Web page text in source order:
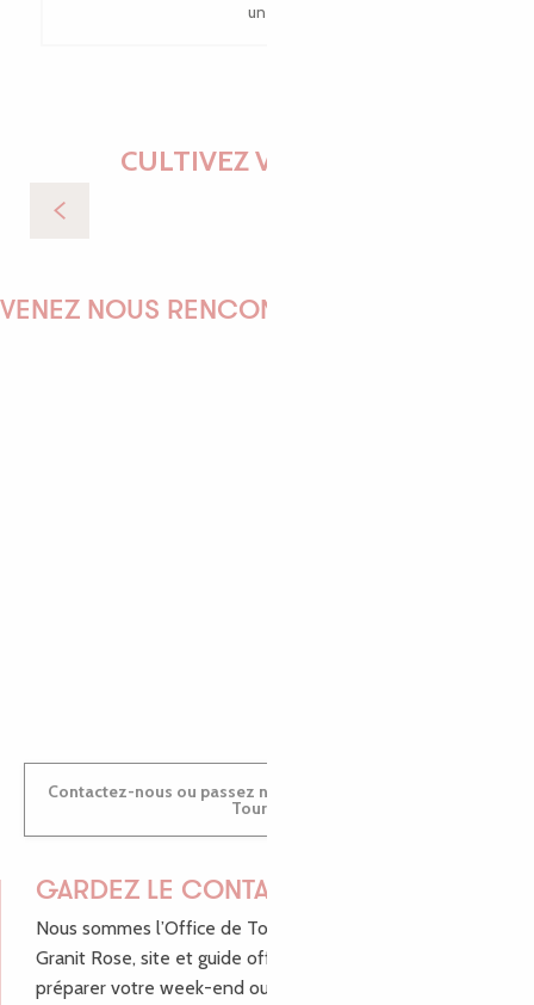
une...
CULTIVEZ VOS ENVIES
VENEZ NOUS RENCONTRER !
Contactez-nous ou passez nous voir dans nos Offices de
Tourisme
GARDEZ LE CONTACT !
Nous sommes l’Office de Tourisme Bretagne - Côte de
Granit Rose, site et guide officiel pour vous aider à
préparer votre week-end ou vos vacances à Lannion,